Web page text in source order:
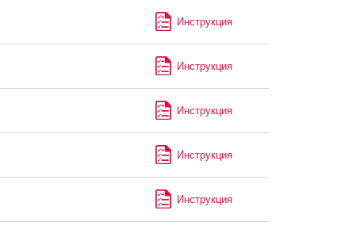
Инструкция
Инструкция
Инструкция
Инструкция
Инструкция